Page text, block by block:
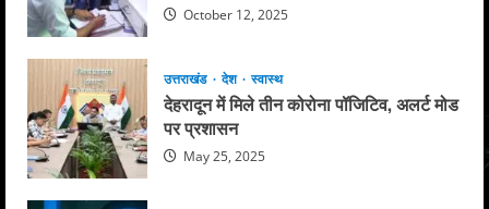
October 12, 2025
उत्तराखंड देश स्वास्थ
देहरादून में मिले तीन कोरोना पॉजिटिव, अलर्ट मोड
पर प्रशासन
May 25, 2025